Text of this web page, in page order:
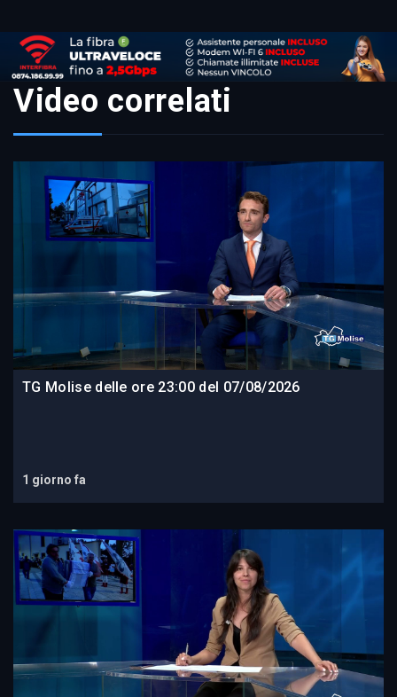
Video correlati
TG Molise delle ore 23:00 del 07/08/2026
1 giorno fa